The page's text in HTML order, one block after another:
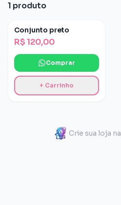
1 produto
Conjunto preto
R$ 120,00
Comprar
+ Carrinho
Crie sua loja na